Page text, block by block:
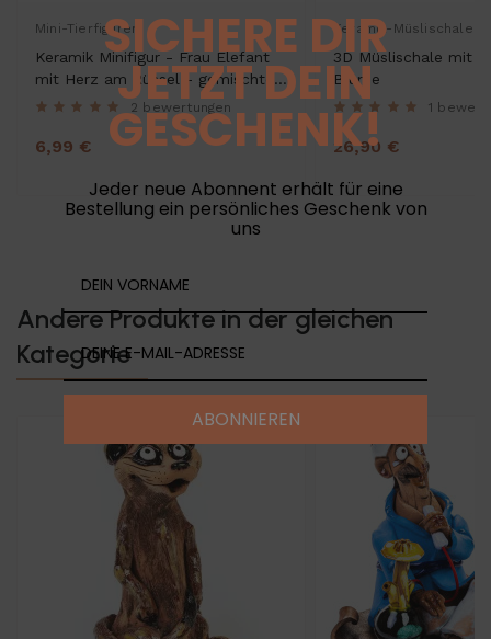
Mini-Tierfiguren
Keramik Minifigur - Frau Elefant
mit Herz am Rüssel - gemischte
Farben
2 bewertungen
6,99 €
Keramik-Müslischalen
3D Müslischale mit
Blume
1
26,90 €
Andere Produkte in der gleichen
Kategorie
SICHERE DIR
JETZT DEIN
GESCHENK!
Jeder neue Abonnent erhält für eine
Bestellung ein persönliches Geschenk von
uns
ABONNIEREN